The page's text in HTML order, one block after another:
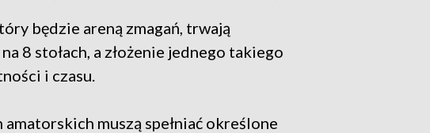
będzie areną zmagań, trwają
8 stołach, a złożenie jednego takiego
i czasu.
muszą spełniać określone